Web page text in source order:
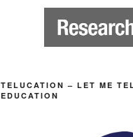
TELUCATION – LET ME
EDUCATION